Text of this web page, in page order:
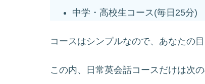
中学・高校生コース(毎日25分)
コースはシンプルなので、あなたの
この内、日常英会話コースだけは次